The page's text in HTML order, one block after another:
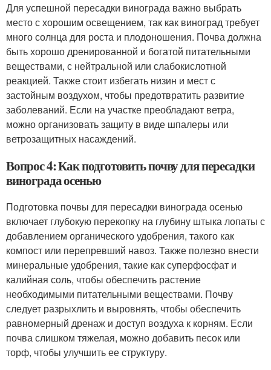
Для успешной пересадки винограда важно выбрать
место с хорошим освещением, так как виноград требует
много солнца для роста и плодоношения. Почва должна
быть хорошо дренированной и богатой питательными
веществами, с нейтральной или слабокислотной
реакцией. Также стоит избегать низин и мест с
застойным воздухом, чтобы предотвратить развитие
заболеваний. Если на участке преобладают ветра,
можно организовать защиту в виде шпалеры или
ветрозащитных насаждений.
Вопрос 4: Как подготовить почву для пересадки
винограда осенью
Подготовка почвы для пересадки винограда осенью
включает глубокую перекопку на глубину штыка лопаты с
добавлением органического удобрения, такого как
компост или перепревший навоз. Также полезно внести
минеральные удобрения, такие как суперфосфат и
калийная соль, чтобы обеспечить растение
необходимыми питательными веществами. Почву
следует разрыхлить и выровнять, чтобы обеспечить
равномерный дренаж и доступ воздуха к корням. Если
почва слишком тяжелая, можно добавить песок или
торф, чтобы улучшить ее структуру.